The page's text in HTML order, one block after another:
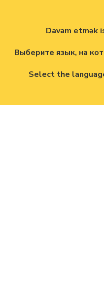
Davam etmək
Выберите язык, на
Select the